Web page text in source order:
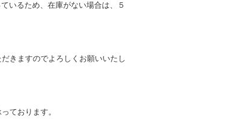
いるため、在庫がない場合は、５
きますのでよろしくお願いいたし
ております。